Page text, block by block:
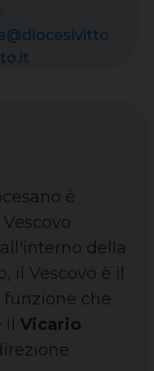
è
della
il Vescovo è il
che
Vicario